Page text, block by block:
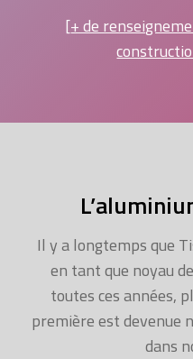
[+ de
Il y a longtemps que
en tant que noyau
toutes ces années,
première est devenue
dans